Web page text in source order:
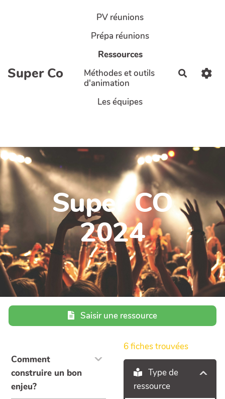
Aller au contenu principal
Super Co
PV réunions
Prépa réunions
Ressources
Méthodes et outils
d'animation
Les équipes
Super CO
2024
Saisir une ressource
6fiches trouvées
Type de
ressource
Comment
construire un bon
enjeu?